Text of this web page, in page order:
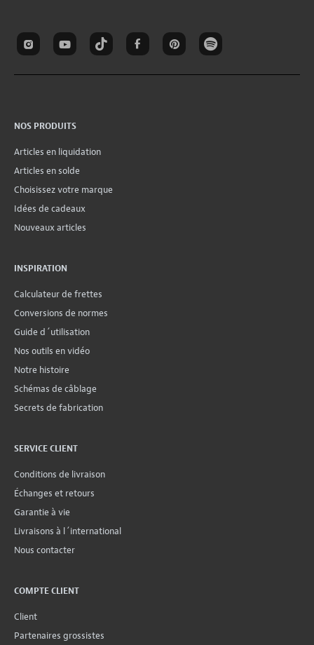
NOS PRODUITS
Articles en liquidation
Articles en solde
Choisissez votre marque
Idées de cadeaux
Nouveaux articles
INSPIRATION
Calculateur de frettes
Conversions de normes
Guide d´utilisation
Nos outils en vidéo
Notre histoire
Schémas de câblage
Secrets de fabrication
SERVICE CLIENT
Conditions de livraison
Échanges et retours
Garantie à vie
Livraisons à l´international
Nous contacter
COMPTE CLIENT
Client
Partenaires grossistes